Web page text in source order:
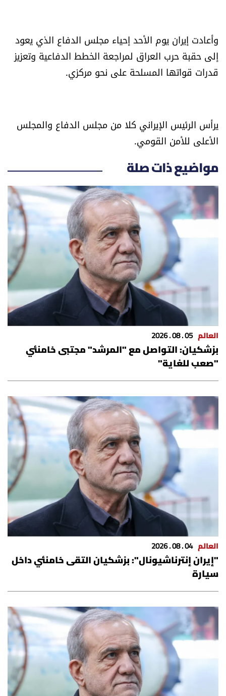
الرياضة
منوّعات
فيديو
من نحن
للتواصل معنا
شروط الاستخدام
شروط الإشتراك
Digital solutions by
وأعادت إيران يوم الأحد إحياء مجلس الدفاع الذي يعود
إلى حقبة حرب العراق لمراجعة الخطط الدفاعية وتعزيز
قدرات قواتها المسلحة على نحو مركزي.
يرأس الرئيس الإيراني كلا من مجلس الدفاع والمجلس
الأعلى للأمن القومي.
مواضيع ذات صلة
العالم 05 . 08 . 2026
بزشكيان: التواصل مع "المرشد" ‌مجتبى ‌خامنئي
"صعب للغاية"
العالم 04 . 08 . 2026
"إيران إنترناشيونال": بزشكيان التقى خامنئي داخل
سيارة